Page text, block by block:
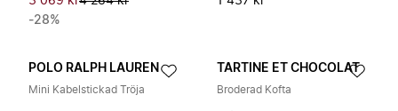
-28%
POLO RALPH LAUREN
Mini Kabelstickad Tröja
TARTINE ET CHOCOLAT
Broderad Kofta